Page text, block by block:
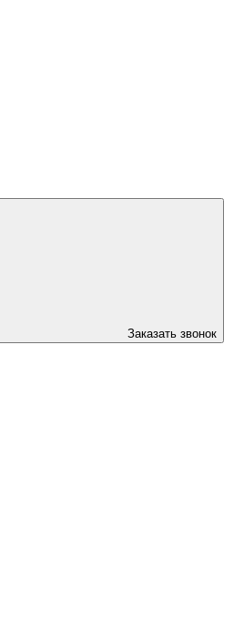
Заказать звонок